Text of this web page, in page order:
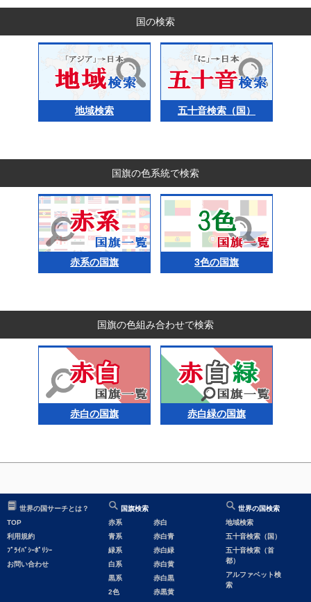
国の検索
地域検索 五十音検索（国）
国旗の色系統で検索
赤系の国旗 3色の国旗
国旗の色組み合わせで検索
赤白の国旗 赤白緑の国旗
世界の国サーチとは？
TOP
利用規約
ﾌﾟﾗｲﾊﾞｼｰﾎﾟﾘｼｰ
お問い合わせ
国旗検索
赤系
青系
緑系
白系
黒系
2色
赤白
赤白青
赤白緑
赤白黄
赤白黒
赤黒黄
世界の国検索
地域検索
五十音検索（国）
五十音検索（首
都）
アルファベット検
索